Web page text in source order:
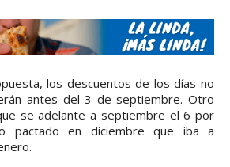
los descuentos de los días no
antes del 3 de septiembre. Otro
se adelante a septiembre el 6 por
pactado en diciembre que iba a